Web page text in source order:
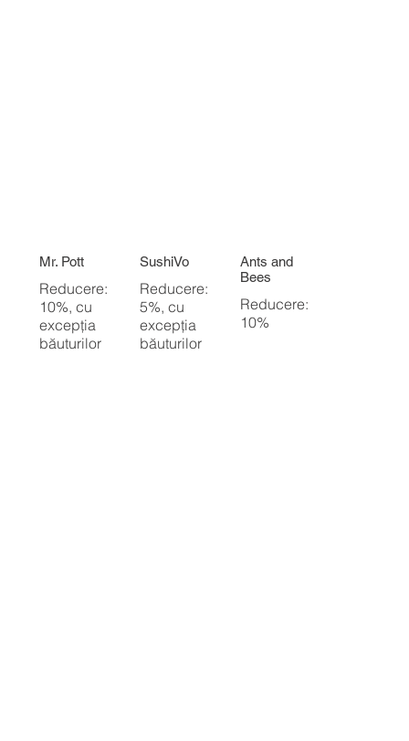
Mr. Pott
Reducere:
10%, cu
excepția
băuturilor
SushiVo
Reducere:
5%, cu
excepția
băuturilor
Ants and
Bees
Reducere:
10%